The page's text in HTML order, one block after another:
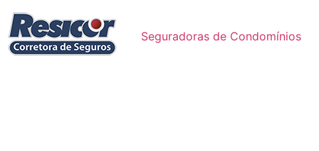
Seguradoras de Condomínios